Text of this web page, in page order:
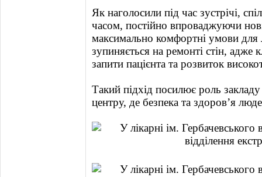
Як наголосили під час зустрічі,
часом, постійно впроваджуючи
максимально комфортні умови для
зупиняється на ремонті стін,
запити пацієнта та розвиток
Такий підхід посилює роль
центру, де безпека та здоров’я